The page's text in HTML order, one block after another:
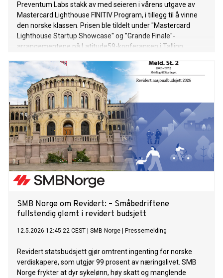
Preventum Labs stakk av med seieren i vårens utgave av
Mastercard Lighthouse FINITIV Program, i tillegg til å vinne
den norske klassen. Prisen ble tildelt under "Mastercard
Lighthouse Startup Showcase" og "Grande Finale"-
arrangementene på Latitude59-konferansen i Tallinn,
SMB Norge om Revidert: – Småbedriftene
fullstendig glemt i revidert budsjett
12.5.2026 12:45:22 CEST SMB Norge Pressemelding
Revidert statsbudsjett gjør omtrent ingenting for norske
verdiskapere, som utgjør 99 prosent av næringslivet. SMB
Norge frykter at dyr sykelønn, høy skatt og manglende